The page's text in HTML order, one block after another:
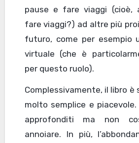
pause e fare viaggi (cioè,
fare viaggi?) ad altre più
futuro, come per esempio
virtuale (che è
per questo ruolo).
Complessivamente, il libro è
molto semplice e
approfonditi ma non
annoiare. In più,